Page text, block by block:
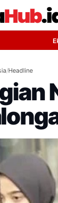
/Headline